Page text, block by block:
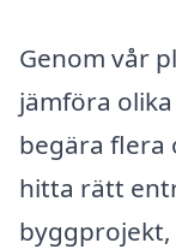
Genom vår
jämföra olika
begära flera
hitta rätt
byggprojekt,